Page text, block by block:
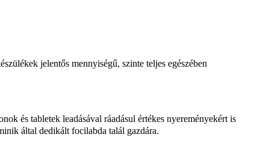
jelentős mennyiségű, szinte teljes egészében
és tabletek leadásával ráadásul értékes nyereményekért is
által dedikált focilabda talál gazdára.